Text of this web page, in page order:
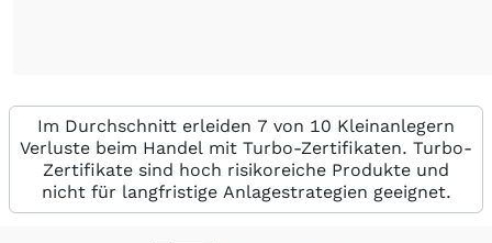
Im Durchschnitt erleiden 7 von 10 Kleinanlegern
Verluste beim Handel mit Turbo-Zertifikaten. Turbo-
Zertifikate sind hoch risikoreiche Produkte und
nicht für langfristige Anlagestrategien geeignet.